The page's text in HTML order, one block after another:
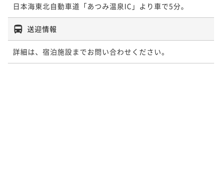
日本海東北自動車道「あつみ温泉IC」より車で5分。
送迎情報
詳細は、宿泊施設までお問い合わせください。